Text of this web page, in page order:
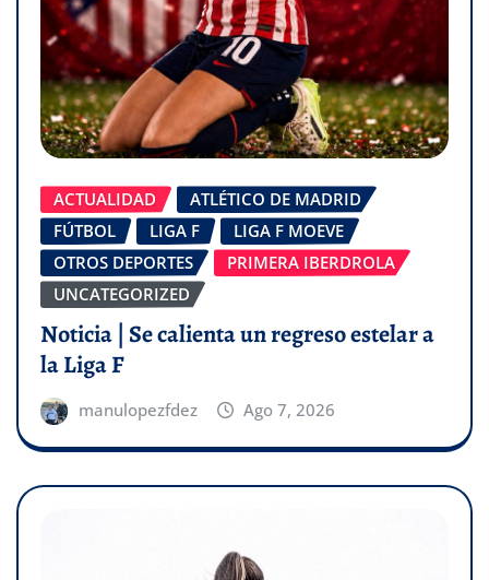
ACTUALIDAD
ATLÉTICO DE MADRID
FÚTBOL
LIGA F
LIGA F MOEVE
OTROS DEPORTES
PRIMERA IBERDROLA
UNCATEGORIZED
Noticia | Se calienta un regreso estelar a
la Liga F
manulopezfdez Ago 7, 2026